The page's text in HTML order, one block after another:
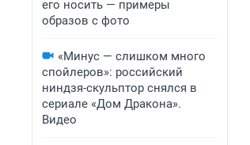
его носить — примеры
образов с фото
«Минус — слишком много
спойлеров»: российский
ниндзя-скульптор снялся в
сериале «Дом Дракона».
Видео